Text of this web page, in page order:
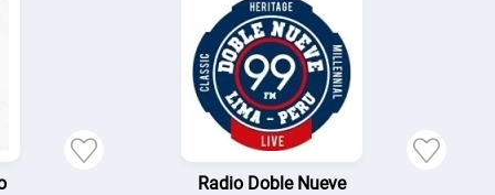
Radio Doble Nueve